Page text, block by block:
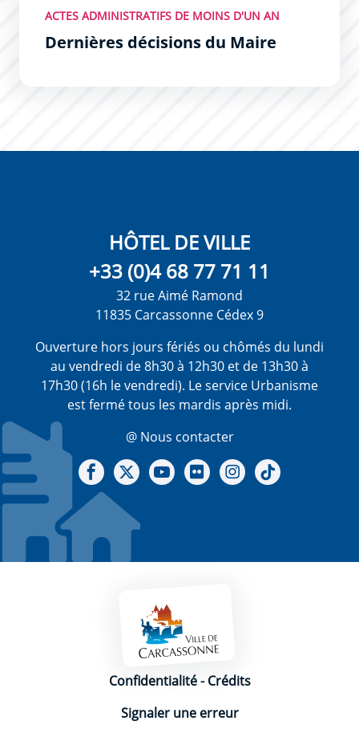
ACTES ADMINISTRATIFS DE MOINS D'UN AN
Dernières décisions du Maire
HÔTEL DE VILLE
+33 (0)4 68 77 71 11
32 rue Aimé Ramond
11835 Carcassonne Cédex 9
Ouverture hors jours fériés ou chômés du lundi
au vendredi de 8h30 à 12h30 et de 13h30 à
17h30 (16h le vendredi). Le service Urbanisme
est fermé tous les mardis après midi.
@ Nous contacter
Notre Facebook
Notre X - (twitter)
Notre chaine Youtube
Notre Gallerie sur Flickr
Notre Instagram
Mentions légales
Confidentialité-Crédits
Signaler une erreur